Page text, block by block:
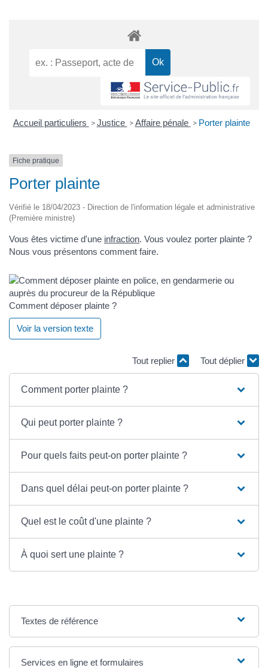
Accueil particuliers > Justice > Affaire pénale > Porter plainte
Fiche pratique
Porter plainte
Vérifié le 18/04/2023 - Direction de l'information légale et administrative
(Première ministre)
Vous êtes victime d'une infraction. Vous voulez porter plainte ?
Nous vous présentons comment faire.
Comment déposer plainte ?
Voir la version texte
Tout replier Tout déplier
Comment porter plainte ?
Qui peut porter plainte ?
Pour quels faits peut-on porter plainte ?
Dans quel délai peut-on porter plainte ?
Quel est le coût d'une plainte ?
À quoi sert une plainte ?
Textes de référence
Services en ligne et formulaires